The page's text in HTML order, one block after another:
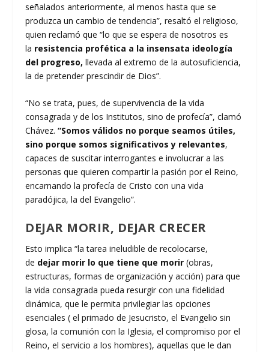
señalados anteriormente, al menos hasta que se
produzca un cambio de tendencia”, resaltó el religioso,
quien reclamó que “lo que se espera de nosotros es
la resistencia profética a la insensata ideología
del progreso, llevada al extremo de la autosuficiencia,
la de pretender prescindir de Dios”.
“No se trata, pues, de supervivencia de la vida
consagrada y de los Institutos, sino de profecía”, clamó
Chávez.“Somos válidos no porque seamos útiles,
sino porque somos significativos y relevantes,
capaces de suscitar interrogantes e involucrar a las
personas que quieren compartir la pasión por el Reino,
encarnando la profecía de Cristo con una vida
paradójica, la del Evangelio”.
DEJAR MORIR, DEJAR CRECER
Esto implica “la tarea ineludible de recolocarse,
de dejar morir lo que tiene que morir (obras,
estructuras, formas de organización y acción) para que
la vida consagrada pueda resurgir con una fidelidad
dinámica, que le permita privilegiar las opciones
esenciales ( el primado de Jesucristo, el Evangelio sin
glosa, la comunión con la Iglesia, el compromiso por el
Reino, el servicio a los hombres), aquellas que le dan